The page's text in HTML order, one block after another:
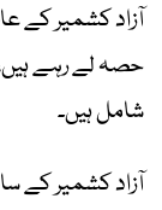
آزاد کشمیر کے
حصہ لے رہے
شامل ہیں۔
آزاد کشمیر کے